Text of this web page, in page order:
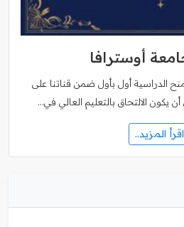
أوسترافا
الدراسية أول بأول ضمن قناتنا على
أن يكون الالتحاق بالتعليم العالي في…
اقرأ المزيد..